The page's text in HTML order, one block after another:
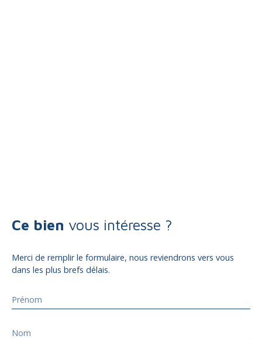
Ce bien vous intéresse ?
Merci de remplir le formulaire, nous reviendrons vers vous
dans les plus brefs délais.
Prénom
Nom